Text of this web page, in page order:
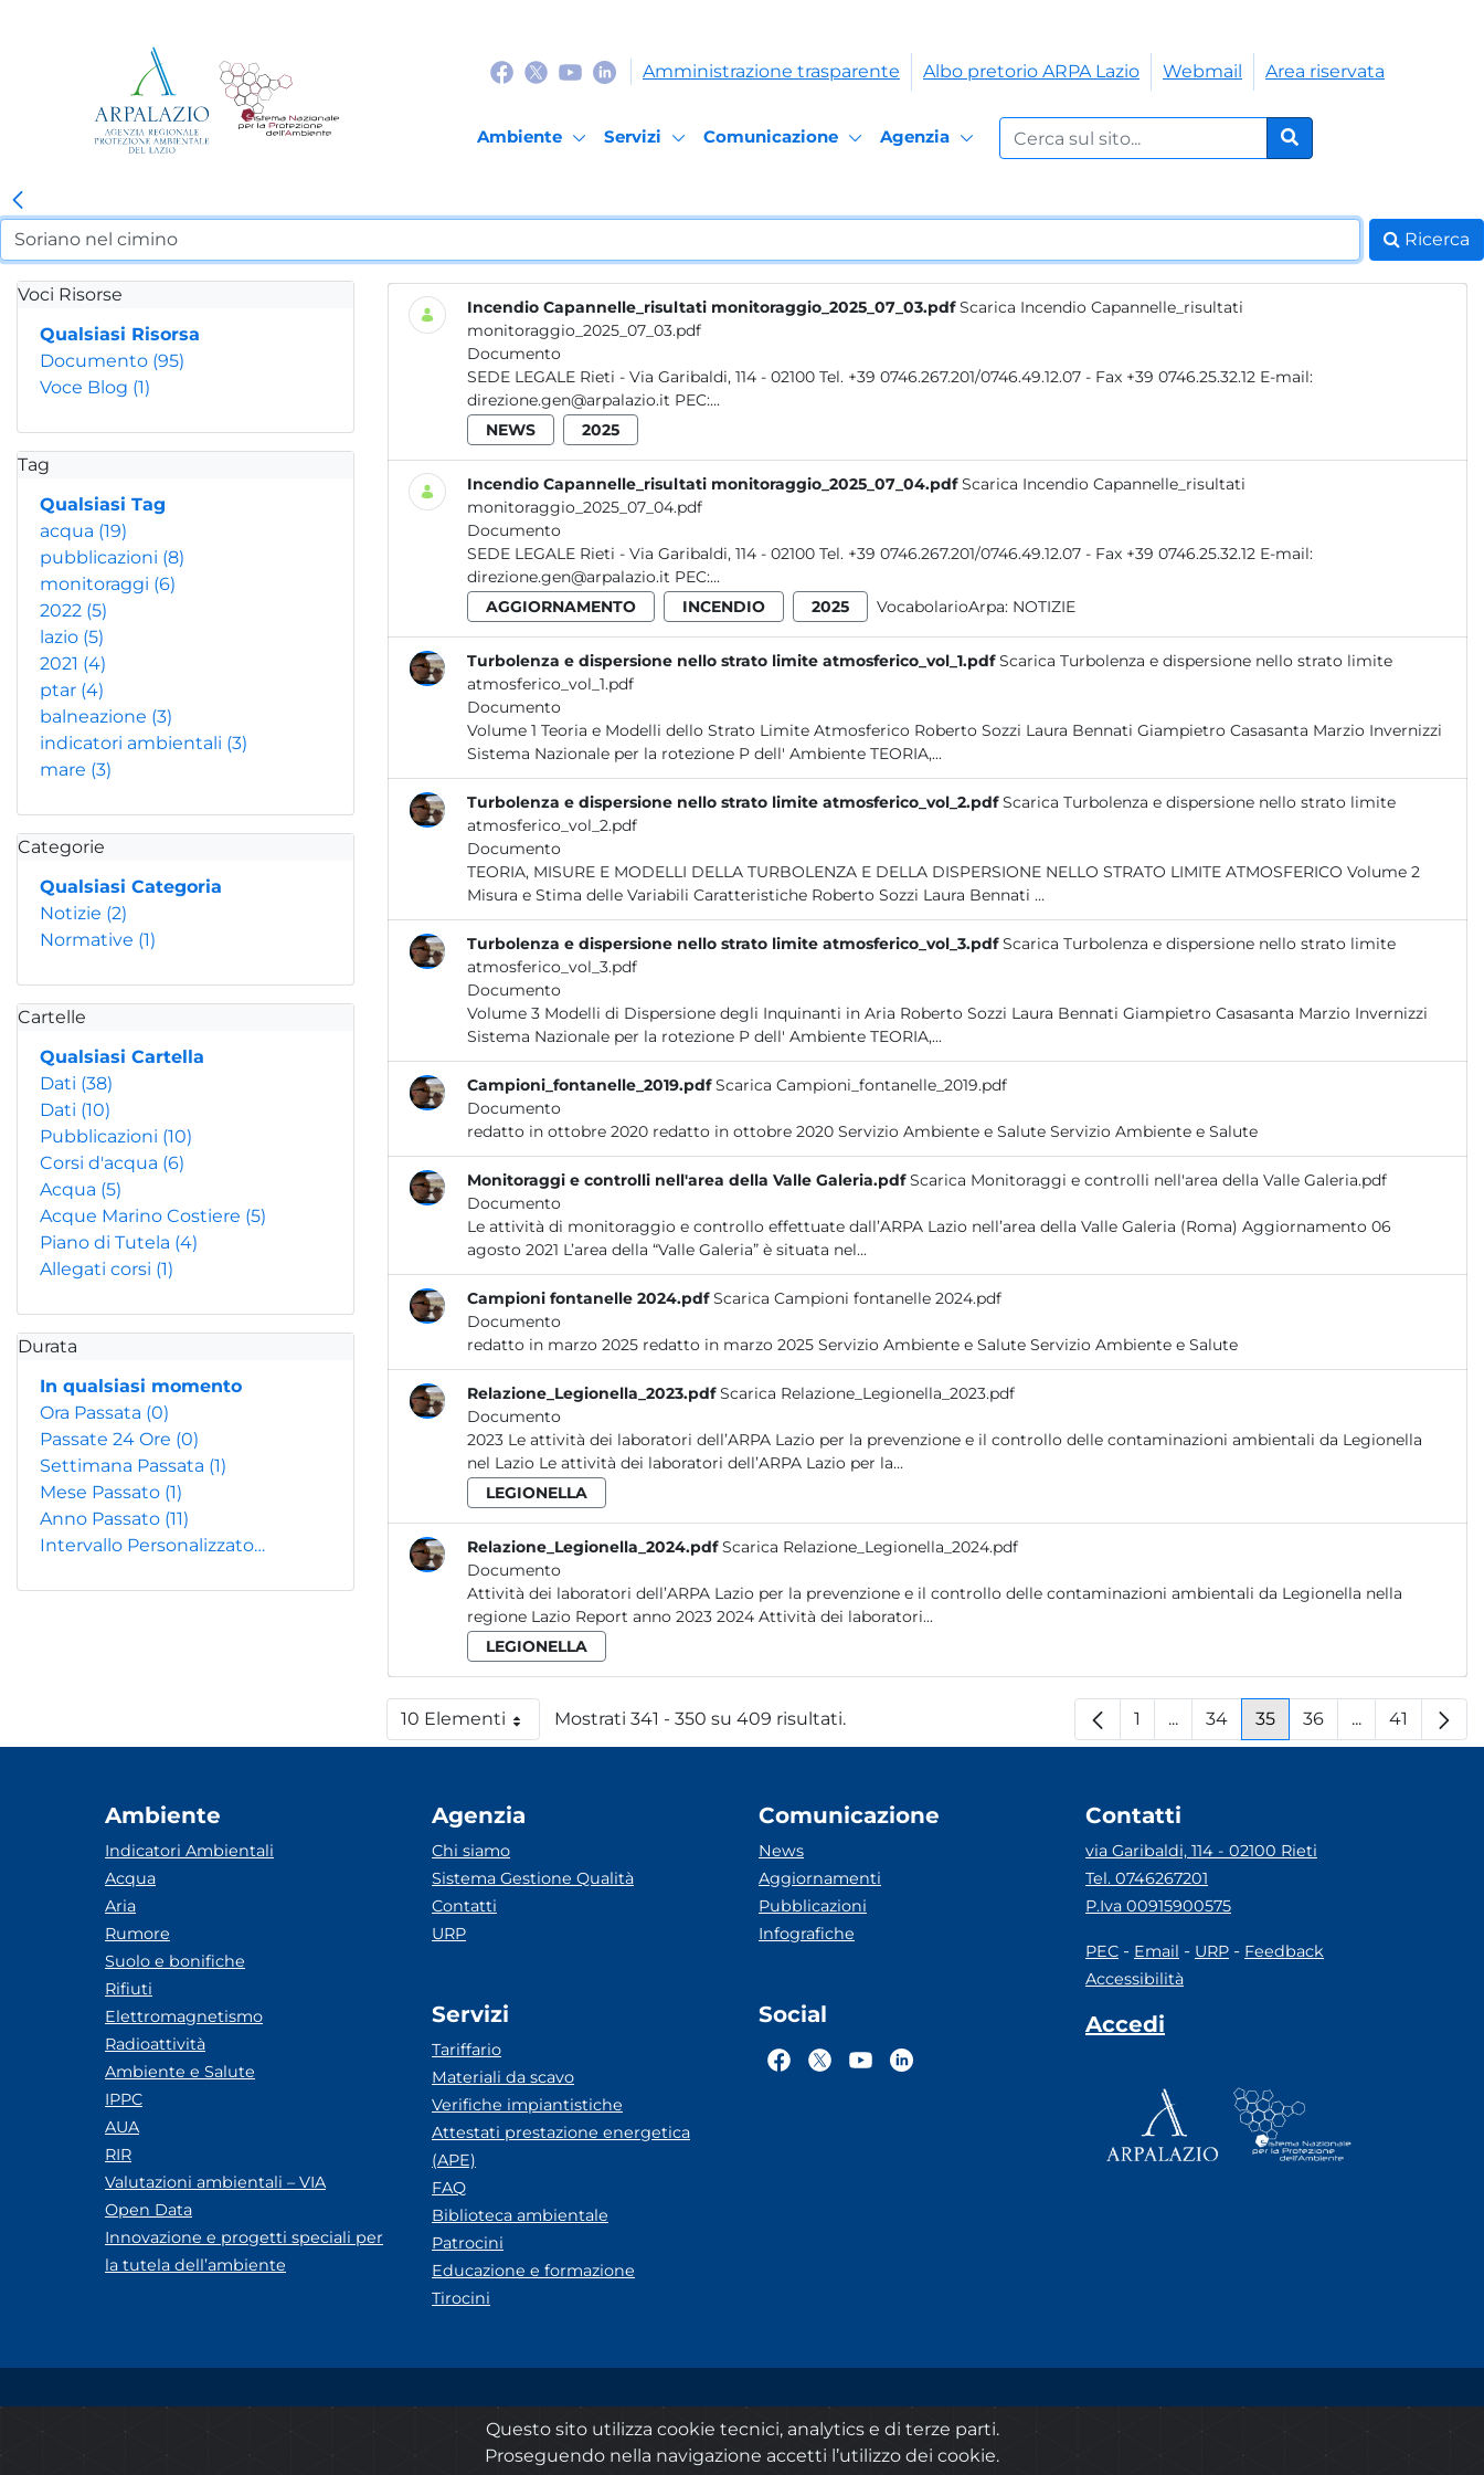
Amministrazione trasparente Albo pretorio ARPA Lazio Webmail Area riservata
Ambiente Servizi Comunicazione Agenzia
Cerca nel sito:
Cerca
Ricerca
Voci Risorse
Qualsiasi Risorsa
Documento (95)
Voce Blog (1)
Tag
Qualsiasi Tag
acqua (19)
pubblicazioni (8)
monitoraggi (6)
2022 (5)
lazio (5)
2021 (4)
ptar (4)
balneazione (3)
indicatori ambientali (3)
mare (3)
Categorie
Qualsiasi Categoria
Notizie (2)
Normative (1)
Cartelle
Qualsiasi Cartella
Dati (38)
Dati (10)
Pubblicazioni (10)
Corsi d'acqua (6)
Acqua (5)
Acque Marino Costiere (5)
Piano di Tutela (4)
Allegati corsi (1)
Durata
In qualsiasi momento
Ora Passata (0)
Passate 24 Ore (0)
Settimana Passata (1)
Mese Passato (1)
Anno Passato (11)
Intervallo Personalizzato…
Incendio Capannelle_risultati monitoraggio_2025_07_03.pdf Scarica Incendio Capannelle_risultati
monitoraggio_2025_07_03.pdf
Documento
SEDE LEGALE Rieti - Via Garibaldi, 114 - 02100 Tel. +39 0746.267.201/0746.49.12.07 - Fax +39 0746.25.32.12 E-mail:
direzione.gen@arpalazio.it PEC:...
NEWS
2025
Incendio Capannelle_risultati monitoraggio_2025_07_04.pdf Scarica Incendio Capannelle_risultati
monitoraggio_2025_07_04.pdf
Documento
SEDE LEGALE Rieti - Via Garibaldi, 114 - 02100 Tel. +39 0746.267.201/0746.49.12.07 - Fax +39 0746.25.32.12 E-mail:
direzione.gen@arpalazio.it PEC:...
AGGIORNAMENTO
INCENDIO 2025 VocabolarioArpa: NOTIZIE
Turbolenza e dispersione nello strato limite atmosferico_vol_1.pdf Scarica Turbolenza e dispersione nello strato limite
atmosferico_vol_1.pdf
Documento
Volume 1 Teoria e Modelli dello Strato Limite Atmosferico Roberto Sozzi Laura Bennati Giampietro Casasanta Marzio Invernizzi
Sistema Nazionale per la rotezione P dell' Ambiente TEORIA,...
Turbolenza e dispersione nello strato limite atmosferico_vol_2.pdf Scarica Turbolenza e dispersione nello strato limite
atmosferico_vol_2.pdf
Documento
TEORIA, MISURE E MODELLI DELLA TURBOLENZA E DELLA DISPERSIONE NELLO STRATO LIMITE ATMOSFERICO Volume 2
Misura e Stima delle Variabili Caratteristiche Roberto Sozzi Laura Bennati ...
Turbolenza e dispersione nello strato limite atmosferico_vol_3.pdf Scarica Turbolenza e dispersione nello strato limite
atmosferico_vol_3.pdf
Documento
Volume 3 Modelli di Dispersione degli Inquinanti in Aria Roberto Sozzi Laura Bennati Giampietro Casasanta Marzio Invernizzi
Sistema Nazionale per la rotezione P dell' Ambiente TEORIA,...
Campioni_fontanelle_2019.pdf Scarica Campioni_fontanelle_2019.pdf
Documento
redatto in ottobre 2020 redatto in ottobre 2020 Servizio Ambiente e Salute Servizio Ambiente e Salute
Monitoraggi e controlli nell'area della Valle Galeria.pdf Scarica Monitoraggi e controlli nell'area della Valle Galeria.pdf
Documento
Le attività di monitoraggio e controllo effettuate dall’ARPA Lazio nell’area della Valle Galeria (Roma) Aggiornamento 06
agosto 2021 L’area della “Valle Galeria” è situata nel...
Campioni fontanelle 2024.pdf Scarica Campioni fontanelle 2024.pdf
Documento
redatto in marzo 2025 redatto in marzo 2025 Servizio Ambiente e Salute Servizio Ambiente e Salute
Relazione_Legionella_2023.pdf Scarica Relazione_Legionella_2023.pdf
Documento
2023 Le attività dei laboratori dell’ARPA Lazio per la prevenzione e il controllo delle contaminazioni ambientali da Legionella
nel Lazio Le attività dei laboratori dell’ARPA Lazio per la...
LEGIONELLA
Relazione_Legionella_2024.pdf Scarica Relazione_Legionella_2024.pdf
Documento
Attività dei laboratori dell’ARPA Lazio per la prevenzione e il controllo delle contaminazioni ambientali da Legionella nella
regione Lazio Report anno 2023 2024 Attività dei laboratori...
LEGIONELLA
10 ElementiPer paginaMostrati 341 - 350 su 409 risultati. Pagina
1 ...Pagine intermedie
Pagina
34 Pagina
35 Pagina
36 ...PaginePagina
41
Ambiente
Indicatori Ambientali
Acqua
Aria
Rumore
Suolo e bonifiche
Rifiuti
Elettromagnetismo
Radioattività
Ambiente e Salute
IPPC
AUA
RIR
Valutazioni ambientali – VIA
Open Data
Innovazione e progetti speciali per
la tutela dell’ambiente
Agenzia
Chi siamo
Sistema Gestione Qualità
Contatti
URP
Servizi
Tariffario
Materiali da scavo
Verifiche impiantistiche
Attestati prestazione energetica
(APE)
FAQ
Biblioteca ambientale
Patrocini
Educazione e formazione
Tirocini
Comunicazione
News
Aggiornamenti
Pubblicazioni
Infografiche
Social
Contatti
via Garibaldi, 114 - 02100 Rieti
Tel. 0746267201
P.Iva 00915900575
PEC - Email - URP - Feedback
Accessibilità
Accedi
Questo sito utilizza cookie tecnici, analytics e di terze parti.
Proseguendo nella navigazione accetti l’utilizzo dei cookie.